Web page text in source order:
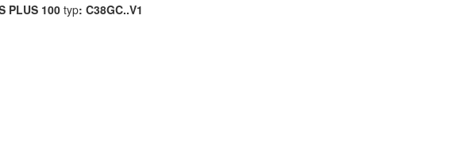
PLUS 100 typ: C38GC..V1